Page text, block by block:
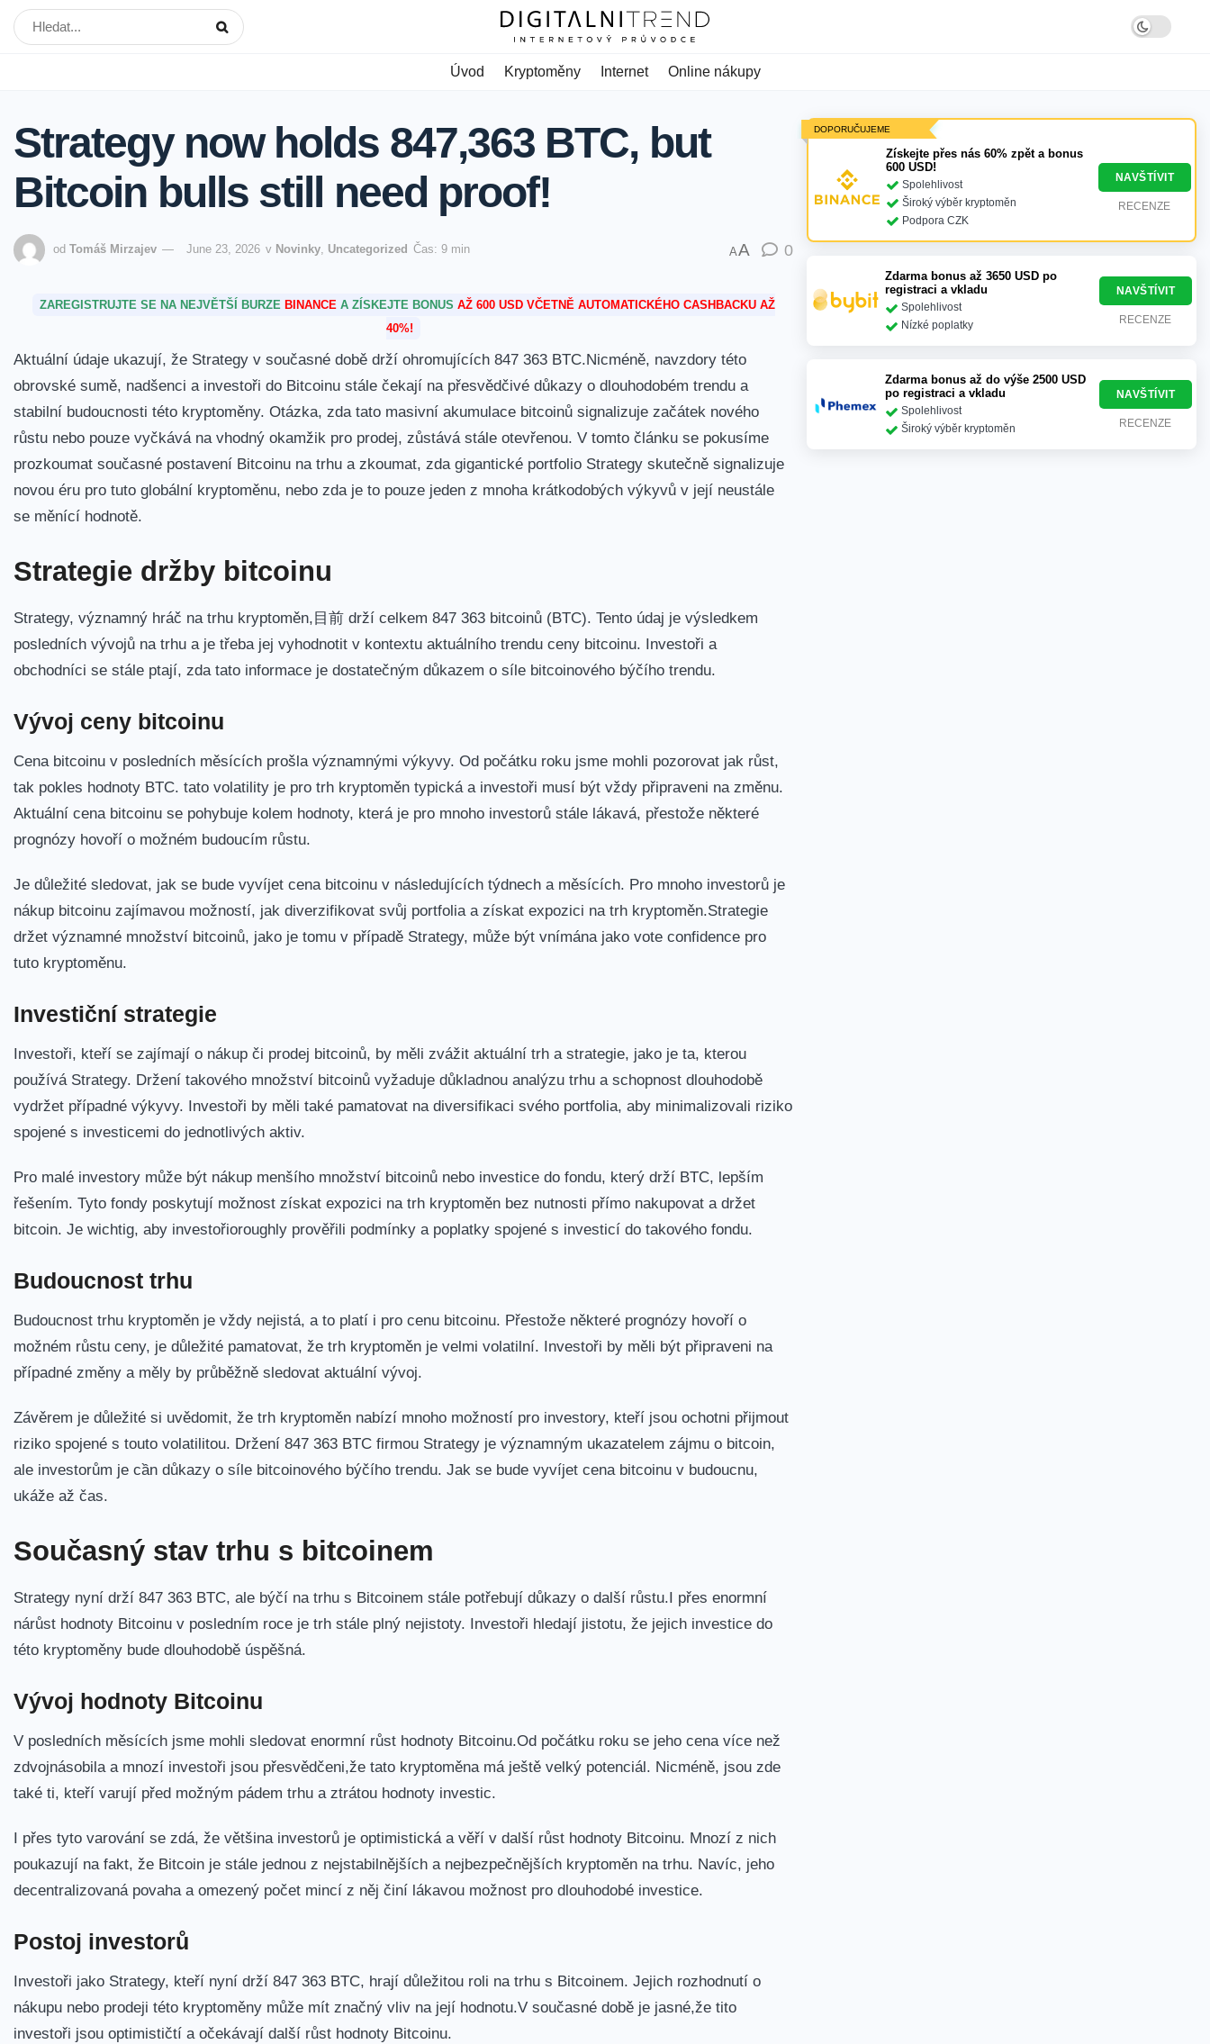
Úvod Kryptoměny Internet Online nákupy
Strategy now holds 847,363 BTC, but
Bitcoin bulls still need proof!
od Tomáš Mirzajev June 23, 2026 v Novinky, Uncategorized Čas: 9 min AA 0
ZAREGISTRUJTE SE NA NEJVĚTŠÍ BURZE BINANCEA ZÍSKEJTE BONUS AŽ 600 USD VČETNĚ AUTOMATICKÉHO CASHBACKU AŽ
40%!
Aktuální údaje ukazují, ​že Strategy v současné době drží ohromujících 847 363 BTC.Nicméně, navzdory této
obrovské sumě, nadšenci a investoři do Bitcoinu⁢ stále čekají na přesvědčivé důkazy⁢ o dlouhodobém trendu a
stabilní budoucnosti této kryptoměny. Otázka,‌ zda tato masivní akumulace bitcoinů signalizuje začátek nového
růstu⁣ nebo pouze vyčkává na vhodný okamžik pro prodej, zůstává stále​ otevřenou. V ⁤tomto článku ⁤se pokusíme
⁤prozkoumat současné postavení Bitcoinu na trhu a zkoumat, zda gigantické portfolio Strategy skutečně signalizuje
novou éru pro tuto globální⁢ kryptoměnu, nebo zda je to pouze jeden z mnoha krátkodobých ‍výkyvů v její neustále
se měnící hodnotě.
Strategie držby ‌bitcoinu
Strategy, významný hráč na ⁣trhu kryptoměn,目前 drží celkem 847 363 bitcoinů (BTC). Tento údaj je výsledkem
posledních vývojů na trhu a je třeba jej vyhodnotit v kontextu aktuálního trendu ceny bitcoinu. Investoři a
obchodníci se stále ptají, zda tato informace je dostatečným důkazem o síle bitcoinového býčího trendu.
Vývoj ceny bitcoinu
Cena bitcoinu v posledních měsících prošla významnými ‍výkyvy.⁢ Od počátku roku jsme mohli pozorovat ​jak růst,
tak ​pokles hodnoty BTC. tato volatility je pro trh kryptoměn typická a investoři musí být vždy připraveni na změnu.
Aktuální cena bitcoinu se pohybuje kolem hodnoty, která je pro mnoho investorů stále lákavá, přestože ⁢některé‍
prognózy hovoří o možném budoucím růstu.
Je důležité sledovat, jak se bude vyvíjet cena ​bitcoinu v ⁢následujících týdnech ‍a měsících. Pro mnoho investorů je
nákup ‍bitcoinu zajímavou možností, jak diverzifikovat svůj portfolia a získat expozici na trh kryptoměn.Strategie
držet ‌významné množství bitcoinů, jako je tomu v případě Strategy, ⁢může být ‍vnímána jako vote confidence pro
tuto kryptoměnu.
Investiční strategie
Investoři,‌ kteří se zajímají o nákup či prodej⁣ bitcoinů, by měli zvážit aktuální trh a strategie,‌ jako je ta, kterou
používá Strategy. Držení takového množství ‍bitcoinů vyžaduje⁤ důkladnou analýzu trhu a schopnost dlouhodobě
vydržet ​případné výkyvy. Investoři by měli také pamatovat na diversifikaci svého portfolia, aby minimalizovali riziko
spojené⁢ s investicemi do jednotlivých aktiv.
Pro malé investory může být nákup menšího množství bitcoinů nebo ⁤investice do fondu, který drží BTC, lepším
řešením. Tyto ‌fondy poskytují možnost získat expozici na trh kryptoměn bez ​nutnosti přímo ⁣nakupovat a držet
bitcoin. Je wichtig, aby investořioroughly prověřili podmínky a poplatky spojené s investicí do takového ⁤fondu.
Budoucnost trhu
Budoucnost trhu kryptoměn je vždy nejistá, a to platí i pro cenu bitcoinu. Přestože některé‍ prognózy hovoří o
možném růstu ceny, je důležité pamatovat, že trh ‍kryptoměn je velmi volatilní. Investoři by měli být připraveni na
případné změny a ‌měly by průběžně sledovat aktuální vývoj.
Závěrem je důležité si uvědomit, že trh kryptoměn nabízí mnoho možností ‌pro​ investory, kteří jsou ochotni přijmout
riziko spojené s touto volatilitou. Držení 847 363 BTC firmou Strategy je významným ​ukazatelem zájmu o bitcoin,⁢
ale investorům je ​cần důkazy o ‍síle⁢ bitcoinového býčího⁤ trendu. Jak se bude ⁢vyvíjet cena bitcoinu v budoucnu,
ukáže až čas.
Současný stav trhu ​s‍ bitcoinem
Strategy nyní drží 847 363 BTC, ale býčí na trhu s Bitcoinem stále potřebují⁤ důkazy o další ⁤růstu.I přes enormní
nárůst hodnoty Bitcoinu v posledním roce je trh stále plný ⁣nejistoty. Investoři hledají jistotu,⁢ že jejich investice do
této​ kryptoměny bude dlouhodobě úspěšná.
Vývoj hodnoty Bitcoinu
V posledních měsících jsme mohli sledovat enormní​ růst ‌hodnoty Bitcoinu.Od počátku roku se jeho cena více než
zdvojnásobila a mnozí⁤ investoři jsou přesvědčeni,že tato kryptoměna má ještě velký potenciál. Nicméně, jsou⁢ zde
také ti, kteří varují před možným pádem trhu‌ a ztrátou hodnoty investic.
I přes tyto varování se zdá, že většina investorů je‍ optimistická a věří​ v další ⁣růst hodnoty Bitcoinu. Mnozí z nich
poukazují na‍ fakt, že Bitcoin je stále jednou z nejstabilnějších a nejbezpečnějších kryptoměn na trhu. ⁤Navíc,‍ jeho
decentralizovaná povaha a omezený počet‌ mincí z něj činí lákavou možnost pro ‍dlouhodobé​ investice.
Postoj investorů
Investoři jako Strategy, ‍kteří nyní drží 847 ⁤363 BTC, hrají důležitou roli na trhu s Bitcoinem. Jejich rozhodnutí o
nákupu nebo prodeji této kryptoměny může mít značný vliv na její hodnotu.V současné době je jasné,že tito
investoři jsou optimističtí a očekávají další⁢ růst hodnoty Bitcoinu.
DOPORUČUJEME
Získejte přes nás 60% zpět a bonus
600 USD!
Spolehlivost
Široký výběr kryptoměn
Podpora CZK
NAVŠTÍVIT
RECENZE
Zdarma bonus až 3650 USD po
registraci a vkladu
Spolehlivost
Nízké poplatky
NAVŠTÍVIT
RECENZE
Zdarma bonus až do výše 2500 USD
po registraci a vkladu
Spolehlivost
Široký výběr kryptoměn
NAVŠTÍVIT
RECENZE